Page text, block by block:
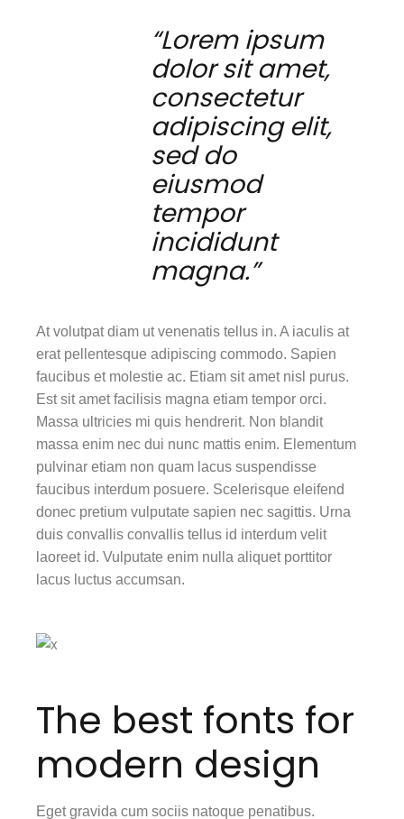
“Lorem ipsum
dolor sit amet,
consectetur
adipiscing elit,
sed do
eiusmod
tempor
incididunt
magna.”
At volutpat diam ut venenatis tellus in. A iaculis at
erat pellentesque adipiscing commodo. Sapien
faucibus et molestie ac. Etiam sit amet nisl purus.
Est sit amet facilisis magna etiam tempor orci.
Massa ultricies mi quis hendrerit. Non blandit
massa enim nec dui nunc mattis enim. Elementum
pulvinar etiam non quam lacus suspendisse
faucibus interdum posuere. Scelerisque eleifend
donec pretium vulputate sapien nec sagittis. Urna
duis convallis convallis tellus id interdum velit
laoreet id. Vulputate enim nulla aliquet porttitor
lacus luctus accumsan.
The best fonts for
modern design
Eget gravida cum sociis natoque penatibus.